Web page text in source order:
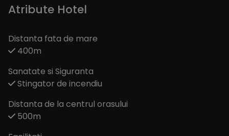
Atribute Hotel
Distanta fata de mare
400m
Sanatate si Siguranta
Stingator de incendiu
Distanta de la centrul orasului
500m